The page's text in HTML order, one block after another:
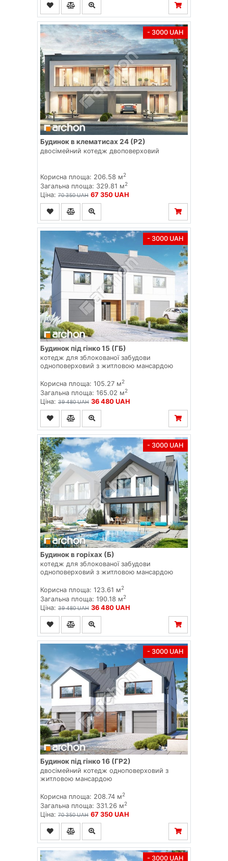
- 3000 UAH
Будинок в клематисах 24 (Р2)
двосімейний котедж двоповерховий
Корисна площа: 206.58 м2
Загальна площа: 329.81 м2
Ціна: 70 350 UAH 67 350 UAH
- 3000 UAH
Будинок під гінко 15 (ГБ)
котедж для зблокованої забудови
одноповерховий з житловою мансардою
Корисна площа: 105.27 м2
Загальна площа: 165.02 м2
Ціна: 39 480 UAH 36 480 UAH
- 3000 UAH
Будинок в горіхах (Б)
котедж для зблокованої забудови
одноповерховий з житловою мансардою
Корисна площа: 123.61 м2
Загальна площа: 190.18 м2
Ціна: 39 480 UAH 36 480 UAH
- 3000 UAH
Будинок під гінко 16 (ГР2)
двосімейний котедж одноповерховий з
житловою мансардою
Корисна площа: 208.74 м2
Загальна площа: 331.26 м2
Ціна: 70 350 UAH 67 350 UAH
- 3000 UAH